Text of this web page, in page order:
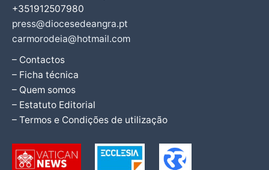
+351912507980
press@diocesedeangra.pt
carmorodeia@hotmail.com
– Contactos
– Ficha técnica
– Quem somos
– Estatuto Editorial
– Termos e Condições de utilização